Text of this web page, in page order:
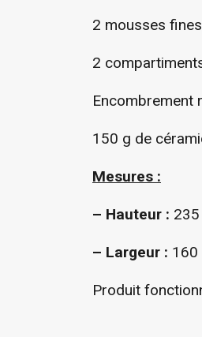
2 mousses
2
Encombrement
150 g de
Mesures :
– Hauteur :
– Largeur : 160
Produit